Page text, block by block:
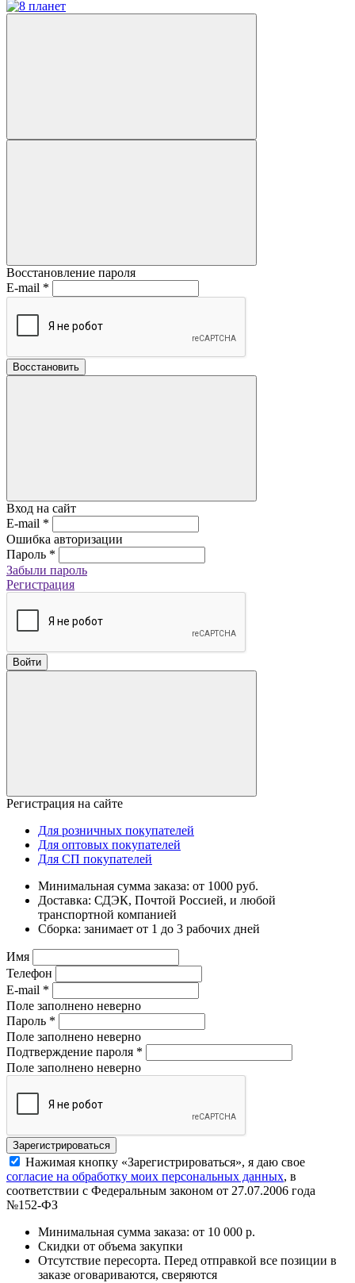
Восстановление пароля
E-mail *
Восстановить
Вход на сайт
E-mail *
Ошибка авторизации
Пароль *
Забыли пароль
Регистрация
Войти
Регистрация на сайте
Для розничных покупателей
Для оптовых покупателей
Для СП покупателей
Минимальная сумма заказа: от 1000 руб.
Доставка: СДЭК, Почтой Россией, и любой
транспортной компанией
Сборка: занимает от 1 до 3 рабочих дней
Имя
Телефон
E-mail *
Поле заполнено неверно
Пароль *
Поле заполнено неверно
Подтверждение пароля *
Поле заполнено неверно
Нажимая кнопку «Зарегистрироваться», я даю свое
согласие на обработку моих персональных данных, в
соответствии с Федеральным законом от 27.07.2006 года
№152-ФЗ
Минимальная сумма заказа: от 10 000 р.
Скидки от объема закупки
Отсутствие пересорта. Перед отправкой все позиции в
заказе оговариваются, сверяются